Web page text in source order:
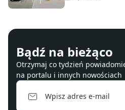
Bądź na bieżąco
Otrzymaj co tydzień
na portalu i innych nowościach